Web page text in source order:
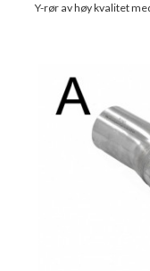
Y-rør av høy kvalitet